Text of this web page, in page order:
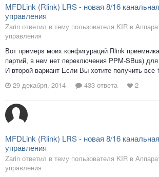
MFDLink (Rlink) LRS - новая 8/16
управления
Zarin ответил в тему пользователя KIR в
управления
Вот примерs моих конфигураций Rlink
партий, в нем нет переключения PPM-SBus)
И второй вариант Если Вы хотите получить все
29 декабря, 2014
433 ответа 2
MFDLink (Rlink) LRS - новая 8/16
управления
Zarin ответил в тему пользователя KIR в
управления